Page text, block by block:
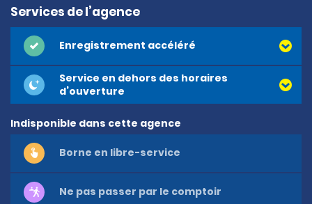
Services de l’agence
Enregistrement accéléré
Service en dehors des horaires
d’ouverture
Indisponible dans cette agence
Borne en libre-service
Ne pas passer par le comptoir